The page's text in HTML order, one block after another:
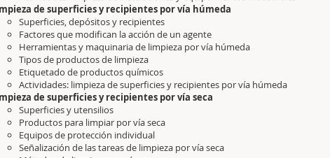
de superficies y recipientes por vía húmeda
Superficies, depósitos y recipientes
Factores que modifican la acción de un agente
Herramientas y maquinaria de limpieza por vía húmeda
Tipos de productos de limpieza
Etiquetado de productos químicos
Actividades: limpieza de superficies y recipientes por vía húmeda
de superficies y recipientes por vía seca
Superficies y utensilios
Productos para limpiar por vía seca
Equipos de protección individual
Señalización de las tareas de limpieza por vía seca